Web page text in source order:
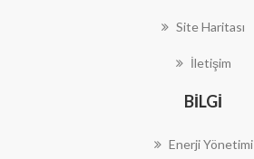
Site Haritası
İletişim
BILGI
Enerji Yönetimi